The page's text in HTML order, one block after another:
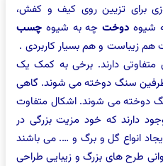
برای تزیین روی کیف و کفش،
شیوه دوختچه به شیوه چسب
زیباست و هم بسیار کاربردی .
دارند. برخی به کمک یک
سنگ دوخته می شوند. گاهی
دوخته می شوند. اشکال متفاوت
دارند که خود مزیت بزرگی در
انواع گل و برگ و …. می باشند
طرح های بزرگ و زیبایی طراحی